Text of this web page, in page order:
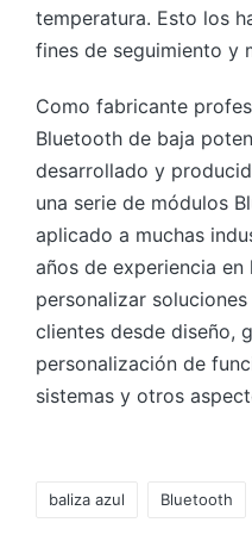
temperatura. Esto los
fines de seguimiento y
Como fabricante
Bluetooth de baja
desarrollado y
una serie de módulos
aplicado a muchas
años de experiencia
personalizar
clientes desde diseño,
personalización de
sistemas y otros
baliza azul Bluetooth